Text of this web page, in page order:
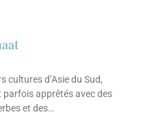
cultures d’Asie du Sud,
parfois apprêtés avec des
et des